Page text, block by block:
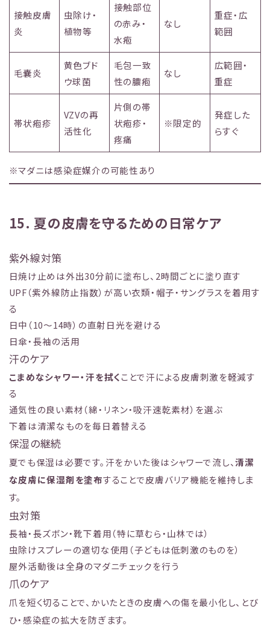
接触皮膚
炎
虫除け・
植物等
接触部位
の赤み・
水疱
なし
重症・広
範囲
毛嚢炎
黄色ブド
ウ球菌
毛包一致
性の膿疱
なし
広範囲・
重症
帯状疱疹
VZVの再
活性化
片側の帯
状疱疹・
疼痛
※限定的
発症した
らすぐ
※マダニは感染症媒介の可能性あり
15. 夏の皮膚を守るための日常ケア
紫外線対策
日焼け止めは外出30分前に塗布し、2時間ごとに塗り直す
UPF（紫外線防止指数）が高い衣類・帽子・サングラスを着用す
る
日中（10〜14時）の直射日光を避ける
日傘・長袖の活用
汗のケア
こまめなシャワー・汗を拭くことで汗による皮膚刺激を軽減す
る
通気性の良い素材（綿・リネン・吸汗速乾素材）を選ぶ
下着は清潔なものを毎日着替える
保湿の継続
夏でも保湿は必要です。汗をかいた後はシャワーで流し、清潔
な皮膚に保湿剤を塗布することで皮膚バリア機能を維持しま
す。
虫対策
長袖・長ズボン・靴下着用（特に草むら・山林では）
虫除けスプレーの適切な使用（子どもは低刺激のものを）
屋外活動後は全身のマダニチェックを行う
爪のケア
爪を短く切ることで、かいたときの皮膚への傷を最小化し、とび
ひ・感染症の拡大を防ぎます。